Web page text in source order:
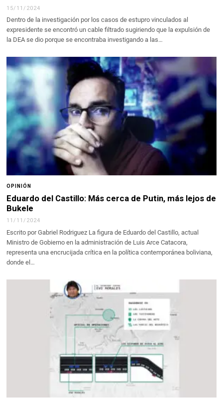
15/11/2024
Dentro de la investigación por los casos de estupro vinculados al
expresidente se encontró un cable filtrado sugiriendo que la expulsión de
la DEA se dio porque se encontraba investigando a las…
OPINIÓN
Eduardo del Castillo: Más cerca de Putin, más lejos de
Bukele
11/11/2024
Escrito por Gabriel Rodriguez La figura de Eduardo del Castillo, actual
Ministro de Gobierno en la administración de Luis Arce Catacora,
representa una encrucijada crítica en la política contemporánea boliviana,
donde el…